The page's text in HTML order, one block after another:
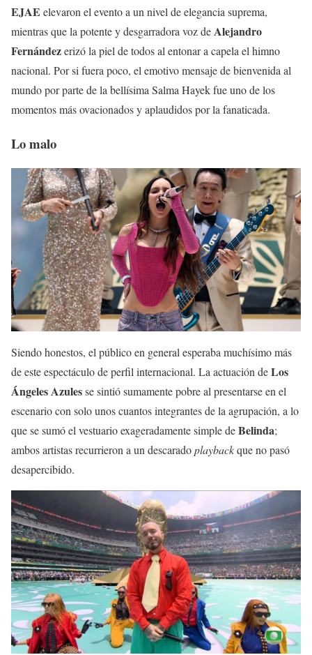
EJAE elevaron el evento a un nivel de elegancia suprema,
mientras que la potente y desgarradora voz deAlejandro
Fernándezerizó la piel de todos al entonar a capela el himno
nacional. Por si fuera poco, el emotivo mensaje de bienvenida al
mundo por parte de la bellísima Salma Hayek fue uno de los
momentos más ovacionados y aplaudidos por la fanaticada.
Lo malo
Siendo honestos, el público en general esperaba muchísimo más
de este espectáculo de perfil internacional. La actuación deLos
Ángeles Azulesse sintió sumamente pobre al presentarse en el
escenario con solo unos cuantos integrantes de la agrupación, a lo
que se sumó el vestuario exageradamente simple deBelinda;
ambos artistas recurrieron a un descaradoplaybackque no pasó
desapercibido.